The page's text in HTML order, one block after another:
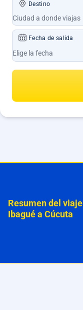
Destino
Fecha de salida
Resumen del viaje
Ibagué a Cúcuta